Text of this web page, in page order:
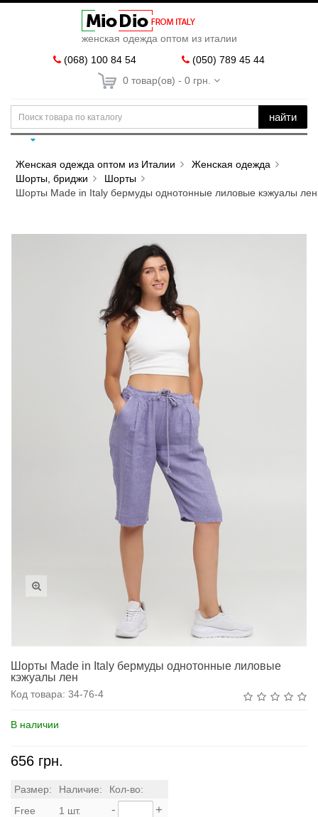
женская одежда оптом из италии
(068) 100 84 54
(050) 789 45 44
0 товар(ов) - 0 грн.
найти
Женская одежда оптом из Италии
Женская одежда
Шорты, бриджи
Шорты
Шорты Made in Italy бермуды однотонные лиловые кэжуалы лен
Шорты Made in Italy бермуды однотонные лиловые
кэжуалы лен
Код товара: 34-76-4
В наличии
656 грн.
Размер: Наличие:
Кол-во:
Free
1 шт. - +